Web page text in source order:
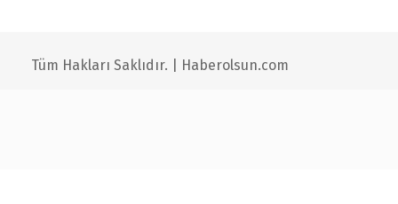
Tüm Hakları Saklıdır. | Haberolsun.com